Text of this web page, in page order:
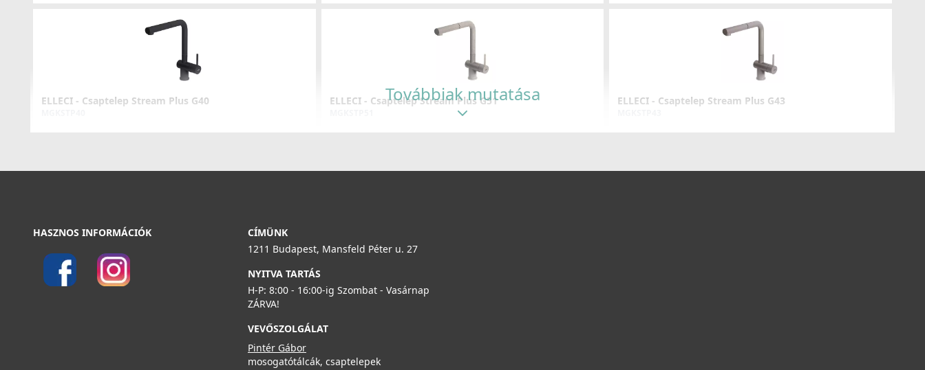
ELLECI - Csaptelep Stream Plus G40 ELLECI - Csaptelep Stream Plus G51 ELLECI - Csaptelep Stream Plus G43
Továbbiak mutatása
HASZNOS INFORMÁCIÓK
CÍMÜNK
1211 Budapest, Mansfeld Péter u. 27
NYITVA TARTÁS
H-P: 8:00 - 16:00-ig Szombat - Vasárnap
ZÁRVA!
VEVŐSZOLGÁLAT
Pintér Gábor
mosogatótálcák, csaptelepek